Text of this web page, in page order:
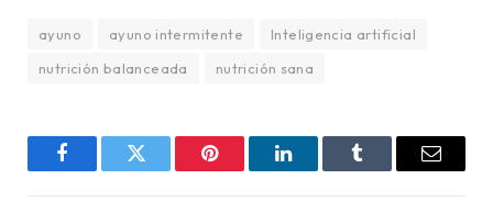
ayuno ayuno intermitente
Inteligencia artificial
nutrición balanceada
nutrición sana
FacebookTwitter Pinterest LinkedInTumblr Email